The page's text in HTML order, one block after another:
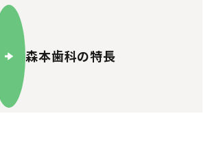
森本歯科の特長